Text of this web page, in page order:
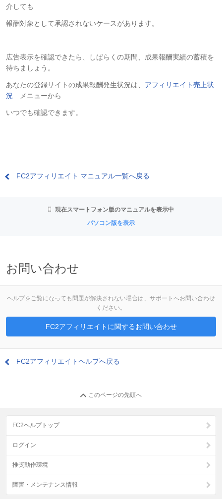
介しても
報酬対象として承認されないケースがあります。
広告表示を確認できたら、しばらくの期間、成果報酬実績の蓄積を
待ちましょう。
あなたの登録サイトの成果報酬発生状況は、 アフィリエイト売上状
況
メニューから
いつでも確認できます。
FC2アフィリエイト マニュアル一覧へ戻る
現在スマートフォン版のマニュアルを表示中
パソコン版を表示
お問い合わせ
ヘルプをご覧になっても問題が解決されない場合は、サポートへお問い合わせ
ください。
FC2アフィリエイトに関するお問い合わせ
FC2アフィリエイトヘルプへ戻る
このページの先頭へ
FC2ヘルプトップ
ログイン
推奨動作環境
障害・メンテナンス情報